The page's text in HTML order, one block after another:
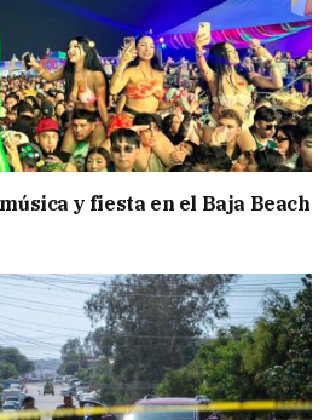
y fiesta en el Baja Beach